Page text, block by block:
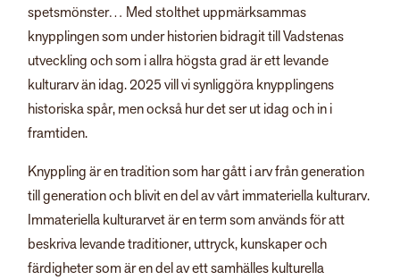
spetsmönster… Med stolthet uppmärksammas
knypplingen som under historien bidragit till Vadstenas
utveckling och som i allra högsta grad är ett levande
kulturarv än idag. 2025 vill vi synliggöra knypplingens
historiska spår, men också hur det ser ut idag och in i
framtiden.
Knyppling är en tradition som har gått i arv från generation
till generation och blivit en del av vårt immateriella kulturarv.
Immateriella kulturarvet är en term som används för att
beskriva levande traditioner, uttryck, kunskaper och
färdigheter som är en del av ett samhälles kulturella